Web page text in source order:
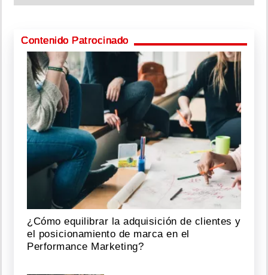
Contenido Patrocinado
¿Cómo equilibrar la adquisición de clientes y
el posicionamiento de marca en el
Performance Marketing?